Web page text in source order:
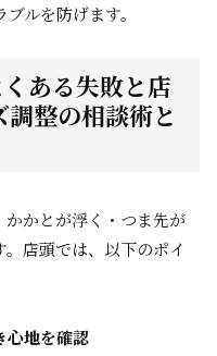
ルを防げます。
ある失敗と店
整の相談術と
かかとが浮く・つま先が
店頭では、以下のポイ
心地を確認